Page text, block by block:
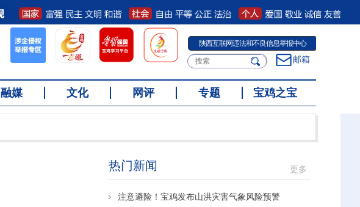
陕西互联网违法和不良信息举报中心
邮箱
融媒 文化 网评 专题 宝鸡之宝
热门新闻 更多
注意避险！宝鸡发布山洪灾害气象风险预警